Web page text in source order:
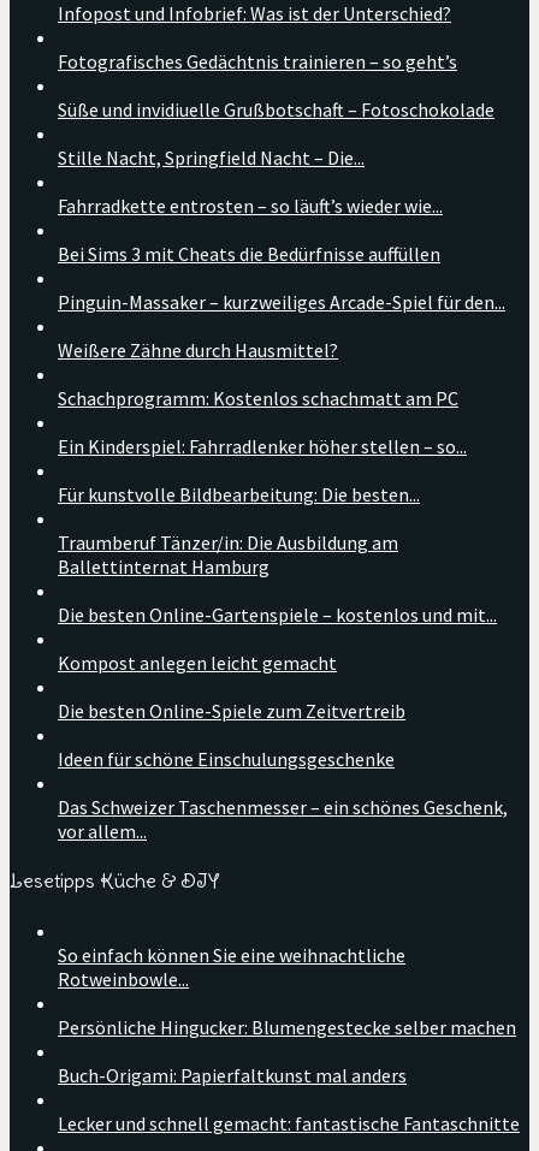
Infopost und Infobrief: Was ist der Unterschied?
Fotografisches Gedächtnis trainieren – so geht’s
Süße und invidiuelle Grußbotschaft – Fotoschokolade
Stille Nacht, Springfield Nacht – Die...
Fahrradkette entrosten – so läuft’s wieder wie...
Bei Sims 3 mit Cheats die Bedürfnisse auffüllen
Pinguin-Massaker – kurzweiliges Arcade-Spiel für den...
Weißere Zähne durch Hausmittel?
Schachprogramm: Kostenlos schachmatt am PC
Ein Kinderspiel: Fahrradlenker höher stellen – so...
Für kunstvolle Bildbearbeitung: Die besten...
Traumberuf Tänzer/in: Die Ausbildung am
Ballettinternat Hamburg
Die besten Online-Gartenspiele – kostenlos und mit...
Kompost anlegen leicht gemacht
Die besten Online-Spiele zum Zeitvertreib
Ideen für schöne Einschulungsgeschenke
Das Schweizer Taschenmesser – ein schönes Geschenk,
vor allem...
Lesetipps Küche & DIY
So einfach können Sie eine weihnachtliche
Rotweinbowle...
Persönliche Hingucker: Blumengestecke selber machen
Buch-Origami: Papierfaltkunst mal anders
Lecker und schnell gemacht: fantastische Fantaschnitte